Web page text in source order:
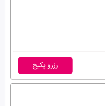
رزرو پکیج